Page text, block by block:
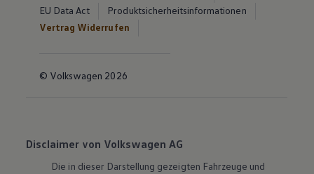
EU Data Act
Produktsicherheitsinformationen
Vertrag Widerrufen
© Volkswagen 2026
Disclaimer von Volkswagen AG
Die in dieser Darstellung gezeigten Fahrzeuge und